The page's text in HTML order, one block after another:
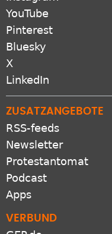
YouTube
Pinterest
Bluesky
X
LinkedIn
ZUSATZANGEBOTE
RSS-feeds
Newsletter
Protestantomat
Podcast
Apps
VERBUND